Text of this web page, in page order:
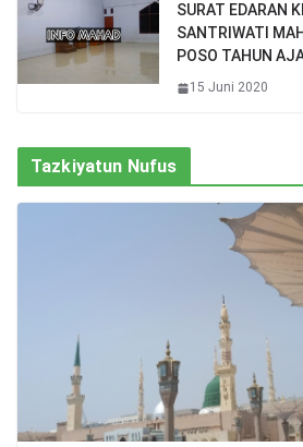
SURAT EDARAN
SANTRIWATI
POSO TAHUN
15 Juni 2020
Tazkiyatun Nufus